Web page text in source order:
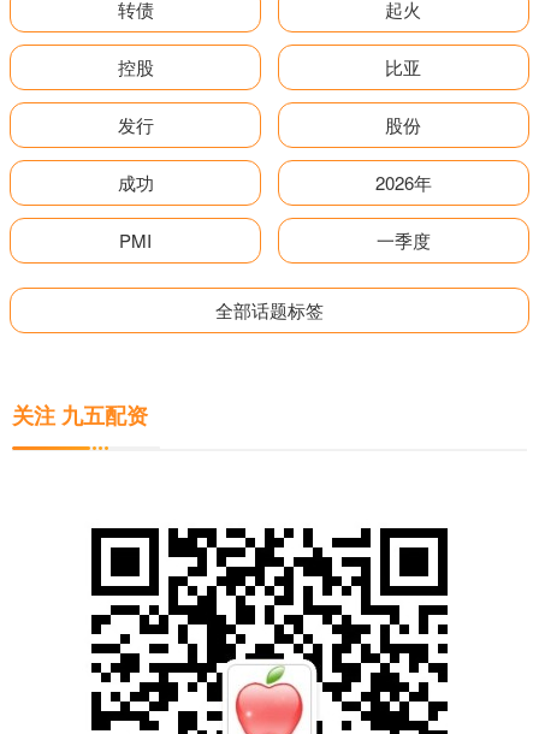
转债 起火
控股 比亚
发行 股份
成功 2026年
PMI 一季度
全部话题标签
关注 九五配资